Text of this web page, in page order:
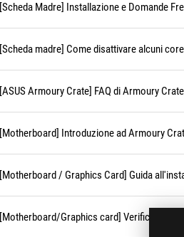
[Scheda Madre] Installazione e Domande
[Scheda madre] Come disattivare alcuni
[ASUS Armoury Crate] FAQ di Armoury Crate
[Motherboard] Introduzione ad Armoury
[Motherboard / Graphics Card] Guida
[Motherboard/Graphics card] Verifica il